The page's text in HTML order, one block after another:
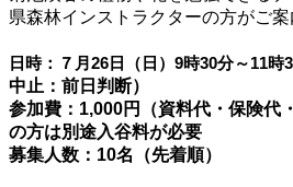
県森林インストラクターの方がご案
日時：７月26日（日）9時30分～11
中止：前日判断）
参加費：1,000円（資料代・保険代
の方は別途入谷料が必要
募集人数：10名（先着順）